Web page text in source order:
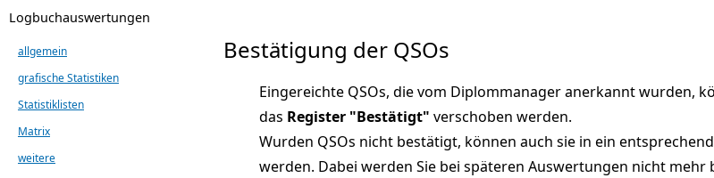
Logbuchauswertungen
allgemein
grafische Statistiken
Statistiklisten
Matrix
weitere
Bestätigung der QSOs
Eingereichte QSOs, die vom Diplommanager anerkannt wurden,
das Register "Bestätigt" verschoben werden.
Wurden QSOs nicht bestätigt, können auch sie in ein
werden. Dabei werden Sie bei späteren Auswertungen nicht mehr